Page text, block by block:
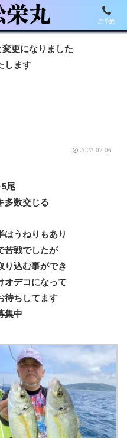
更になりました
します
2023.07.06
尾
多数交じる
はうねりもあり
苦戦でしたが
り込む事ができ
オデコになって
待ちしてます
集中
ご予約